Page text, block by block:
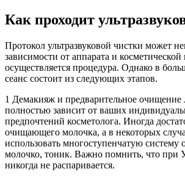
Как проходит
Протокол ультразвуковой чистки может
зависимости от аппарата и
осуществляется процедура. Однако в
сеанс состоит из следующих этапов.
1 Демакияж и предварительное
полностью зависит от ваших
предпочтений косметолога. Иногда
очищающего молочка, а в некоторых
использовать многоступенчатую
молочко, тоник. Важно помнить, что при
никогда не распаривается.